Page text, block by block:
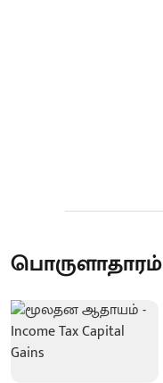
பொருளாதாரம்